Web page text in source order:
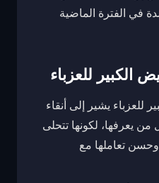
في الفترة الماضية
الكبير للعزباء
للعزباء يشير إلى أنقاء
يعرفها، لكونها تتحلى
وحسن تعاملها مع